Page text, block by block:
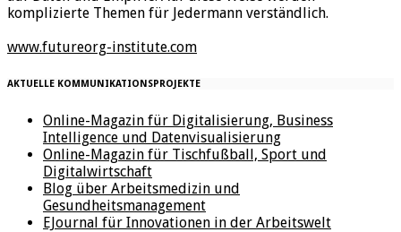
komplizierte Themen für Jedermann verständlich.
www.futureorg-institute.com
AKTUELLE KOMMUNIKATIONSPROJEKTE
Online-Magazin für Digitalisierung, Business
Intelligence und Datenvisualisierung
Online-Magazin für Tischfußball, Sport und
Digitalwirtschaft
Blog über Arbeitsmedizin und
Gesundheitsmanagement
EJournal für Innovationen in der Arbeitswelt